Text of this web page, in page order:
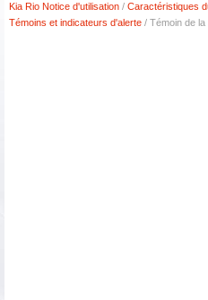
Kia Rio Notice d'utilisation / Caractéristiques
Témoins et indicateurs d'alerte / Témoin de